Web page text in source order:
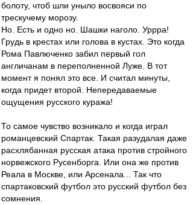
болоту, чтоб шли уныло восвояси по
трескучему морозу.
Но. Есть и одно но. Шашки наголо. Уррра!
Грудь в крестах или голова в кустах. Это когда
Рома Павлюченко забил первый гол
англичанам в переполненной Луже. В тот
момент я понял это все. И считал минуты,
когда придет второй. Непередаваемые
ощущения русского куража!
То самое чувство возникало и когда играл
романцевский Спартак. Такая разудалая даже
расхлябанная русская атака против стройного
норвежского Русенборга. Или она же против
Реала в Москве, или Арсенала... Так что
спартаковский футбол это русский футбол без
сомнения.